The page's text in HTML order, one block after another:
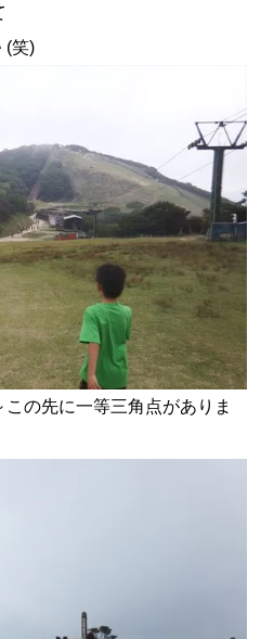
(笑)
の先に一等三角点がありま